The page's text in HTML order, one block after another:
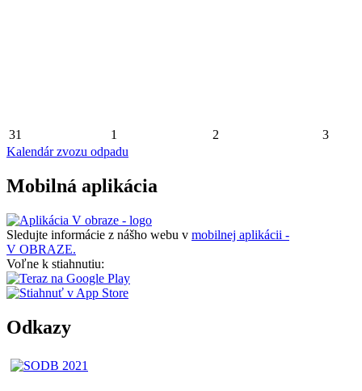
31 1 2
3
Kalendár zvozu odpadu
Mobilná aplikácia
Sledujte informácie z nášho webu v mobilnej aplikácii -
V OBRAZE.
Voľne k stiahnutiu:
Odkazy